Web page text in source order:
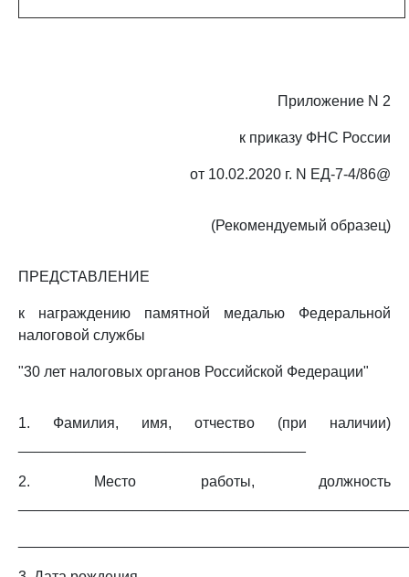
Приложение N 2
к приказу ФНС России
от 10.02.2020 г. N ЕД-7-4/86@
(Рекомендуемый образец)
ПРЕДСТАВЛЕНИЕ
к награждению памятной медалью Федеральной
налоговой службы
"30 лет налоговых органов Российской Федерации"
1. Фамилия, имя, отчество (при наличии)
2. Место работы, должность